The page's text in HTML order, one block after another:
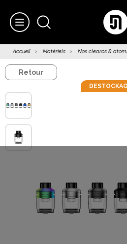
Accueil Matériels Nos clearos &
Retour